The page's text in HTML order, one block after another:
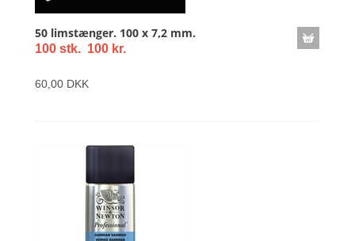
50 limstænger. 100 x 7,2 mm.
100 stk. 100 kr.
60,00 DKK